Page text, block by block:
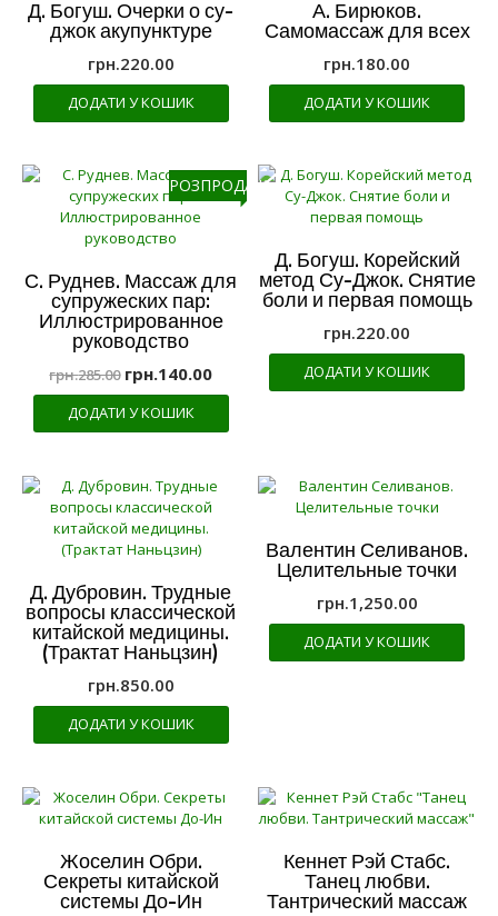
Д. Богуш. Очерки о су-
джок акупунктуре
грн.220.00
ДОДАТИ У КОШИК
А. Бирюков.
Самомассаж для всех
грн.180.00
ДОДАТИ У КОШИК
РОЗПРОДАЖ!
С. Руднев. Массаж для
супружеских пар:
Иллюстрированное
руководство
грн.285.00 грн.140.00
ДОДАТИ У КОШИК
Д. Богуш. Корейский
метод Су-Джок. Снятие
боли и первая помощь
грн.220.00
ДОДАТИ У КОШИК
Д. Дубровин. Трудные
вопросы классической
китайской медицины.
(Трактат Наньцзин)
грн.850.00
ДОДАТИ У КОШИК
Валентин Селиванов.
Целительные точки
грн.1,250.00
ДОДАТИ У КОШИК
Жоселин Обри.
Секреты китайской
системы До-Ин
Кеннет Рэй Стабс.
Танец любви.
Тантрический массаж